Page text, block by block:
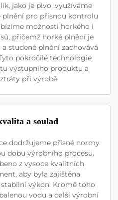
jako je pivo, využíváme
plnění pro přísnou kontrolu
možnosti horkého i
přičemž horké plnění je
studené plnění zachovává
pokročilé technologie
výstupního produktu a
při výrobě.
a soulad
dodržujeme přísné normy
dobu výrobního procesu.
z vysoce kvalitních
aby byla zajištěna
výkon. Kromě toho
vodu a další výrobní